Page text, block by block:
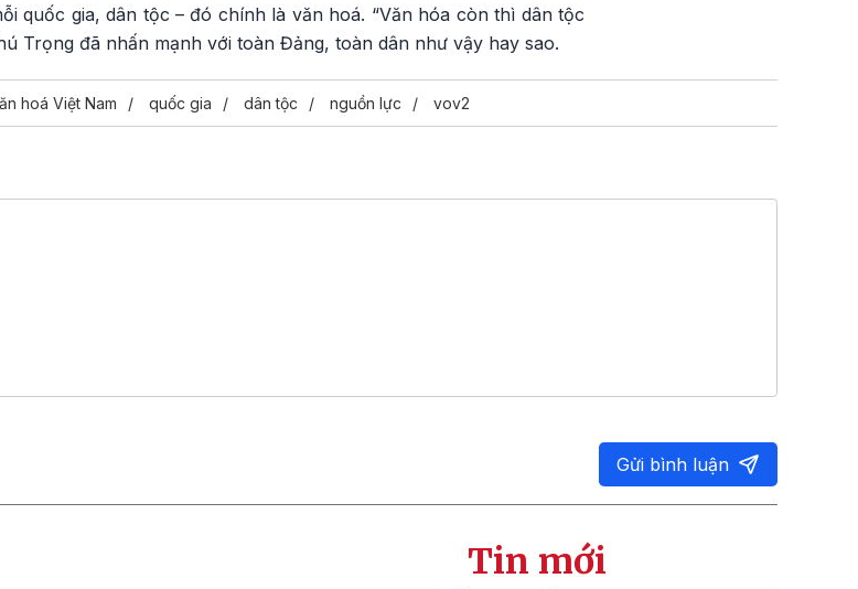
quốc gia, dân tộc – đó chính là văn hoá. “Văn hóa còn thì dân tộc
Trọng đã nhấn mạnh với toàn Đảng, toàn dân như vậy hay sao.
hoá Việt Nam quốc gia dân tộc nguồn lực vov2
Gửi bình luận
Tin mới